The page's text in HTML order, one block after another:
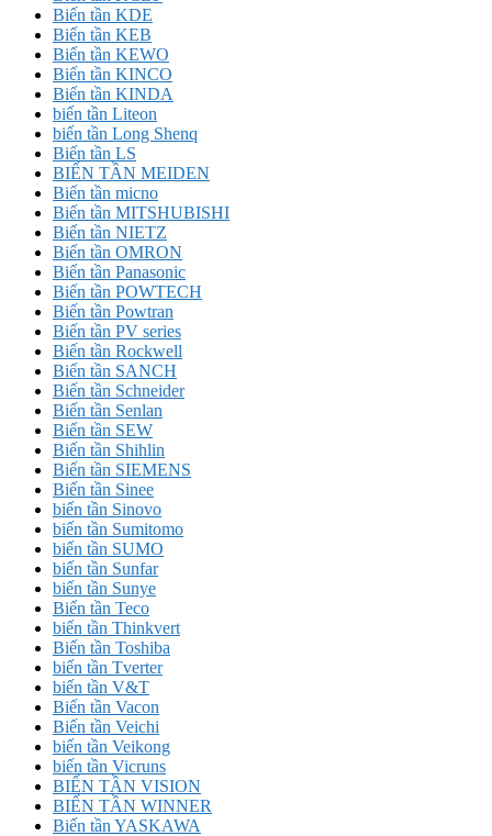
Biến tần KDE
Biến tần KEB
Biến tần KEWO
Biến tần KINCO
Biến tần KINDA
biến tần Liteon
biến tần Long Shenq
Biến tần LS
BIẾN TẦN MEIDEN
Biến tần micno
Biến tần MITSHUBISHI
Biến tần NIETZ
Biến tần OMRON
Biến tần Panasonic
Biến tần POWTECH
Biến tần Powtran
Biến tần PV series
Biến tần Rockwell
Biến tần SANCH
Biến tần Schneider
Biến tần Senlan
Biến tần SEW
Biến tần Shihlin
Biến tần SIEMENS
Biến tần Sinee
biến tần Sinovo
biến tần Sumitomo
biến tần SUMO
biến tần Sunfar
biến tần Sunye
Biến tần Teco
biến tần Thinkvert
Biến tần Toshiba
biến tần Tverter
biến tần V&T
Biến tần Vacon
Biến tần Veichi
biến tần Veikong
biến tần Vicruns
BIẾN TẦN VISION
BIẾN TẦN WINNER
Biến tần YASKAWA